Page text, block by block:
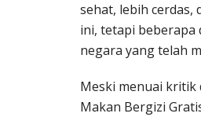
sehat, lebih
ini, tetapi beberapa
negara yang telah
Meski menuai kritik
Makan Bergizi